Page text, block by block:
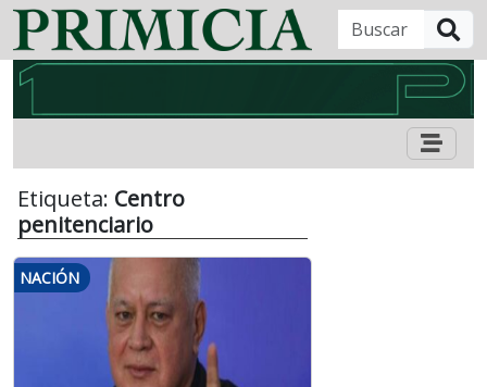
Etiqueta: Centro
penitenciario
NACIÓN